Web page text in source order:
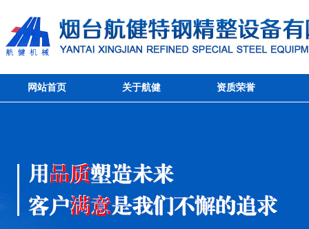
网站首页 关于航健 资质荣誉